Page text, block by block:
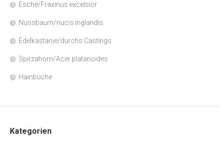
Esche/Fraxinus excelsior
Nussbaum/nucis inglandis
Edelkastanie/durchs Castings
Spirzahorn/Acer platanoides
Hainbuche
Kategorien